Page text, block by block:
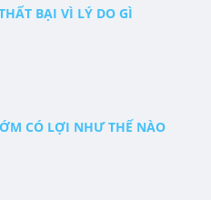
BẠI VÌ LÝ DO GÌ
CÓ LỢI NHƯ THẾ NÀO